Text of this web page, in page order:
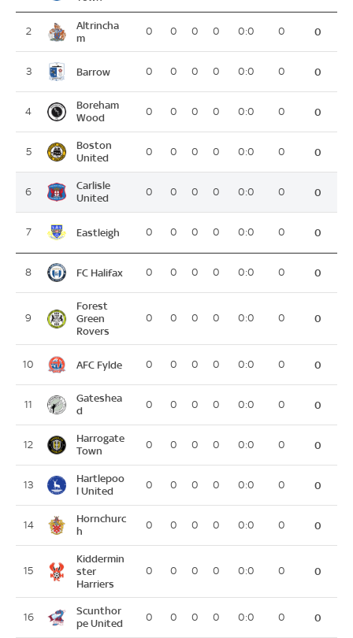
2
Altrincha
m
0 0 0 0 0:0 0 0
3 Barrow 0 0 0 0 0:0 0 0
4
Boreham
Wood
0 0 0 0 0:0 0 0
5
Boston
United
0 0 0 0 0:0 0 0
6
Carlisle
United
0 0 0 0 0:0 0 0
7 Eastleigh 0 0 0 0 0:0 0 0
8 FC Halifax 0 0 0 0 0:0 0 0
9
Forest
Green
Rovers
0 0 0 0 0:0 0 0
10 AFC Fylde 0 0 0 0 0:0 0 0
11
Gateshea
d
0 0 0 0 0:0 0 0
12
Harrogate
Town
0 0 0 0 0:0 0 0
13
Hartlepoo
l United
0 0 0 0 0:0 0 0
14
Hornchurc
h
0 0 0 0 0:0 0 0
15
Kiddermin
ster
Harriers
0 0 0 0 0:0 0 0
16
Scunthor
pe United
0 0 0 0 0:0 0 0